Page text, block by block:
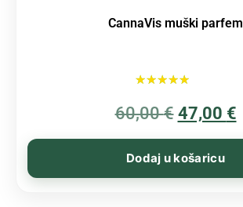
CannaVis muški parfem
5.00
od 5
60,00€ 47,00 €
Dodaj u košaricu